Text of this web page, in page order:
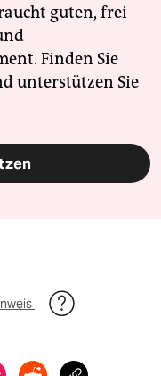
guten, frei
Finden Sie
unterstützen Sie